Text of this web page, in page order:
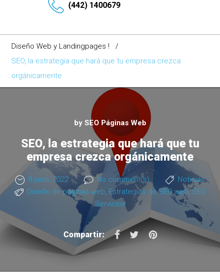
(442) 1400679
Diseño Web y Landingpages !
/
SEO, la estrategia que hará que tu empresa crezca
orgánicamente
by SEO Páginas Web
SEO, la estrategia que hará que tu
empresa crezca orgánicamente
8 junio, 2022 No comment(s)
Noticias
Diseño de páginas web, Estrategias de SEO web,SEO
Servicios
Compartir:
F
a
T
P